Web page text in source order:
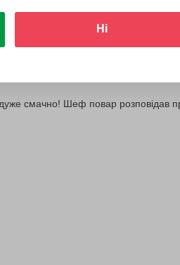
смачно! Шеф повар розповідав
Ні